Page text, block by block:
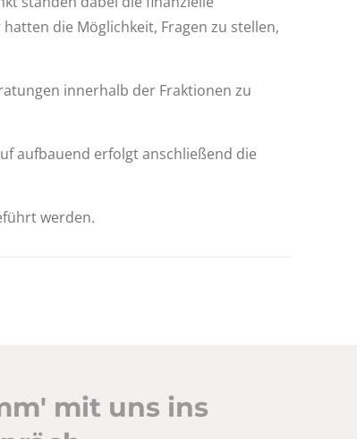
die Möglichkeit, Fragen zu stellen,
innerhalb der Fraktionen zu
aufbauend erfolgt anschließend die
werden.
mit uns ins